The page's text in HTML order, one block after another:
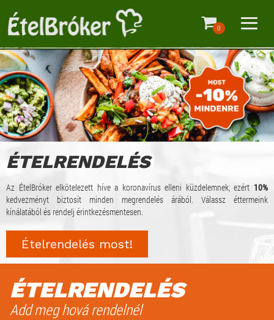
0
ÉTELRENDELÉS
Az ÉtelBróker elkötelezett híve a koronavírus elleni küzdelemnek, ezért 10%
kedvezményt biztosít minden megrendelés árából. Válassz éttermeink
kínálatából és rendelj érintkezésmentesen.
Ételrendelés most!
ÉTELRENDELÉS
Add meg hová rendelnél